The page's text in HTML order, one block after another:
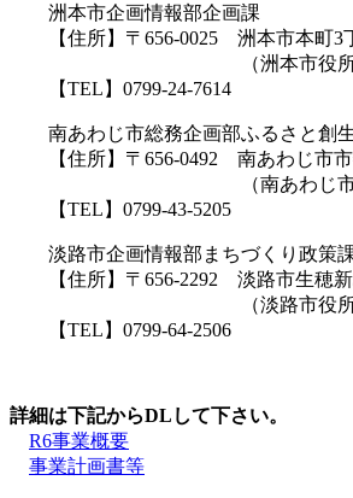
洲本市企画情報部企画課
【住所】〒656-0025 洲本市本町3
（洲本市役所5
【TEL】0799-24-7614
南あわじ市総務企画部ふるさと創
【住所】〒656-0492 南あわじ市市
（南あわじ市役所
【TEL】0799-43-5205
淡路市企画情報部まちづくり政策
【住所】〒656-2292 淡路市生穂新
（淡路市役所2号館
【TEL】0799-64-2506
詳細は下記からDLして下さい。
R6事業概要
事業計画書等